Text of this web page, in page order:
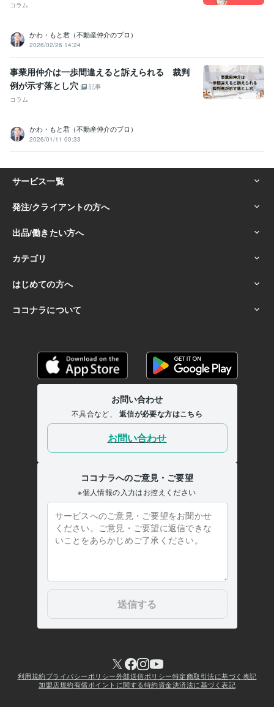
コラム
かわ・もと君（不動産仲介のプロ）
2026/02/26 14:24
事業用仲介は一歩間違えると訴えられる 裁判
例が示す落とし穴
記事
コラム
かわ・もと君（不動産仲介のプロ）
2026/01/11 00:33